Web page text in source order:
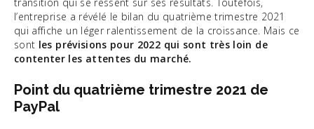
transition qui se ressent sur ses résultats. Toutefois,
l’entreprise a révélé le bilan du quatrième trimestre 2021
qui affiche un léger ralentissement de la croissance. Mais ce
sont les prévisions pour 2022 qui sont très loin de
contenter les attentes du marché.
Point du quatrième trimestre 2021 de
PayPal